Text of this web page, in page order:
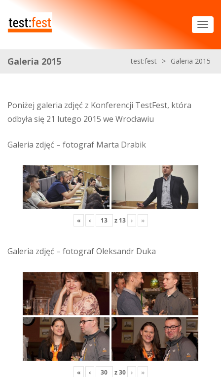
Galeria 2015 test:fest > Galeria 2015
Poniżej galeria zdjęć z Konferencji TestFest, która
odbyła się 21 lutego 2015 we Wrocławiu
Galeria zdjęć – fotograf Marta Drabik
« ‹ z 13 › »
Galeria zdjęć – fotograf Oleksandr Duka
« ‹ z30 › »